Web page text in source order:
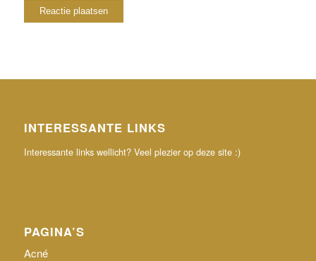
INTERESSANTE LINKS
Interessante links wellicht? Veel plezier op deze site :)
PAGINA’S
Acné